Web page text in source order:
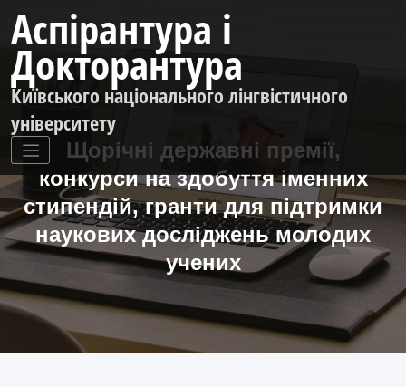
контенту
Аспірантура і
Докторантура
Київського національного лінгвістичного
університету
Щорічні державні премії,
конкурси на здобуття іменних
стипендій, гранти для підтримки
наукових досліджень молодих
учених